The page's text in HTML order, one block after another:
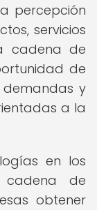
percepción
servicios
cadena de
de
demandas y
a la
en los
de
obtener